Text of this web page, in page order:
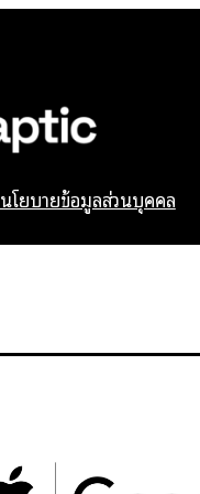
นโยบายข้อมูลส่วนบุคคล